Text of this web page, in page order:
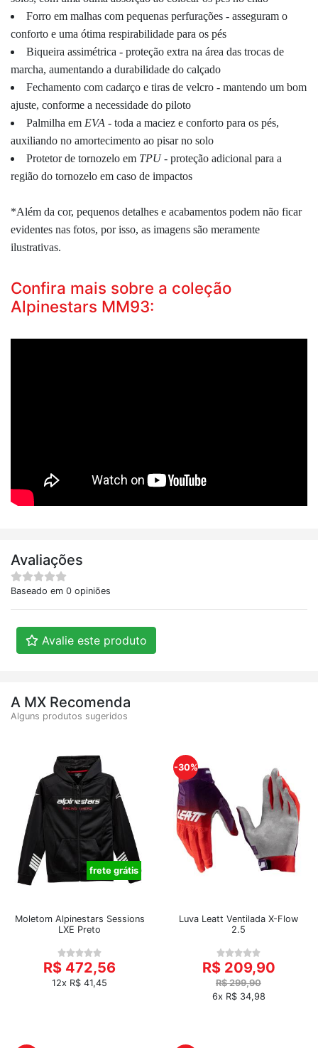
Forro em malhas com pequenas perfurações - asseguram o
conforto e uma ótima respirabilidade para os pés
Biqueira assimétrica - proteção extra na área das trocas de
marcha, aumentando a durabilidade do calçado
Fechamento com cadarço e tiras de velcro - mantendo um bom
ajuste, conforme a necessidade do piloto
Palmilha em EVA - toda a maciez e conforto para os pés,
auxiliando no amortecimento ao pisar no solo
Protetor de tornozelo em TPU- proteção adicional para a
região do tornozelo em caso de impactos
*Além da cor, pequenos detalhes e acabamentos podem não ficar
evidentes nas fotos, por isso, as imagens são meramente
ilustrativas.
Confira mais sobre a coleção
Alpinestars MM93:
Avaliações
Baseado em 0 opiniões
Avalie este produto
A MX Recomenda
Alguns produtos sugeridos
frete grátis
Moletom Alpinestars Sessions
LXE Preto
R$ 472,56
12x R$ 41,45
-30%
Luva Leatt Ventilada X-Flow
2.5
R$ 209,90
R$ 299,90
6x R$ 34,98